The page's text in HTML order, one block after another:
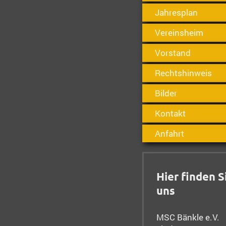
Jahresplan
Vereinsheim
Vorstand
Rechtshinweis
Bilder
Kontakt
Anfahrt
Hier finden
uns
MSC Bänkle e.V.